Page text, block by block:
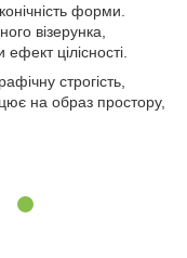
форми.
візерунка,
цілісності.
строгість,
на образ простору,